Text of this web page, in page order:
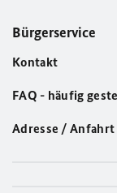
Bürgerservice
Kontakt
FAQ - häufig
Adresse / Anfahrt